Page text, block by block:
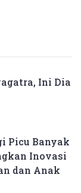
Ini Dia
Picu Banyak
Inovasi
dan Anak